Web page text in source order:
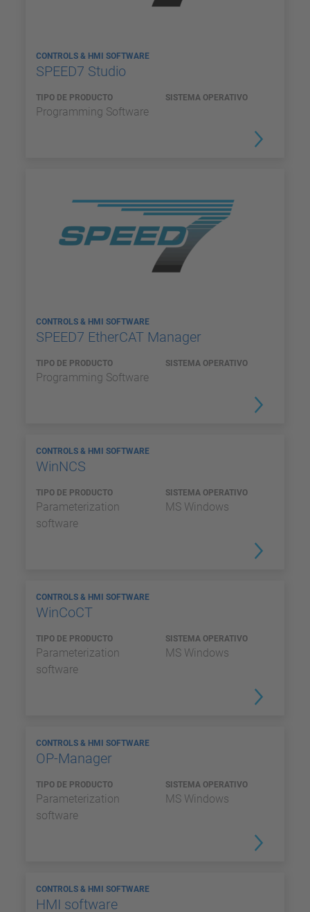
CONTROLS & HMI SOFTWARE
SPEED7 Studio
TIPO DE PRODUCTO
Programming Software
SISTEMA OPERATIVO
CONTROLS & HMI SOFTWARE
SPEED7 EtherCAT Manager
TIPO DE PRODUCTO
Programming Software
SISTEMA OPERATIVO
CONTROLS & HMI SOFTWARE
WinNCS
TIPO DE PRODUCTO
Parameterization
software
SISTEMA OPERATIVO
MS Windows
CONTROLS & HMI SOFTWARE
WinCoCT
TIPO DE PRODUCTO
Parameterization
software
SISTEMA OPERATIVO
MS Windows
CONTROLS & HMI SOFTWARE
OP-Manager
TIPO DE PRODUCTO
Parameterization
software
SISTEMA OPERATIVO
MS Windows
CONTROLS & HMI SOFTWARE
HMI software